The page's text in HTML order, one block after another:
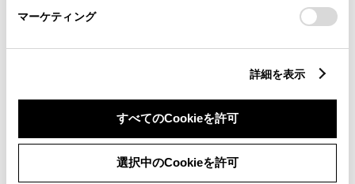
マーケティング
詳細を表示
すべてのCookieを許可
選択中のCookieを許可
リコール等情報はこちら
チャットでお問い合わせ